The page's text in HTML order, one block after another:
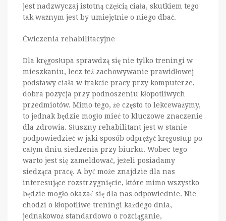
jest nadzwyczaj istotną częścią ciała, skutkiem tego
tak ważnym jest by umiejętnie o niego dbać.
Ćwiczenia rehabilitacyjne
Dla kręgosłupa sprawdzą się nie tylko treningi w
mieszkaniu, lecz też zachowywanie prawidłowej
podstawy ciała w trakcie pracy przy komputerze,
dobra pozycja przy podnoszeniu kłopotliwych
przedmiotów. Mimo tego, że często to lekceważymy,
to jednak będzie mogło mieć to kluczowe znaczenie
dla zdrowia. Słuszny rehabilitant jest w stanie
podpowiedzieć w jaki sposób odprężyć kręgosłup po
całym dniu siedzenia przy biurku. Wobec tego
warto jest się zameldować, jeżeli posiadamy
siedząca pracę. A być może znajdzie dla nas
interesujące rozstrzygnięcie, które mimo wszystko
będzie mogło okazać się dla nas odpowiednie. Nie
chodzi o kłopotliwe treningi każdego dnia,
jednakowoż standardowo o rozciąganie,